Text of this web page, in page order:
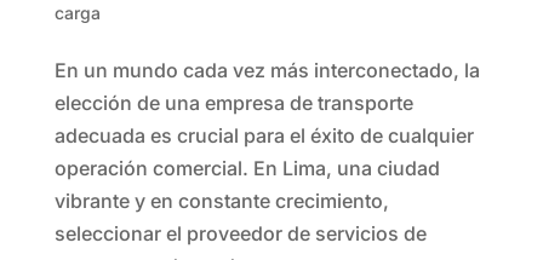
carga
En un mundo cada vez más interconectado, la
elección de una empresa de transporte
adecuada es crucial para el éxito de cualquier
operación comercial. En Lima, una ciudad
vibrante y en constante crecimiento,
seleccionar el proveedor de servicios de